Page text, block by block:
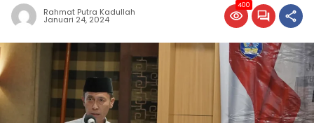
Rahmat Putra Kadullah
Januari 24, 2024
400